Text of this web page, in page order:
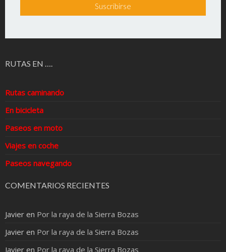
RUTAS EN ….
Rutas caminando
En bicicleta
Paseos en moto
Viajes en coche
Paseos navegando
COMENTARIOS RECIENTES
Javier en Por la raya de la Sierra Bozas
Javier en Por la raya de la Sierra Bozas
Javier en Por la raya de la Sierra Bozas